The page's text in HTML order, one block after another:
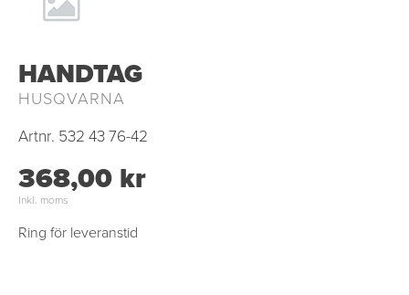
HANDTAG
HUSQVARNA
Artnr. 532 43 76-42
368,00 kr
Inkl. moms
Ring för leveranstid